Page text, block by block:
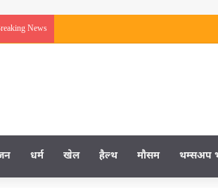
News
धर्म खेल हैल्‍थ मौसम थम्‍सअप